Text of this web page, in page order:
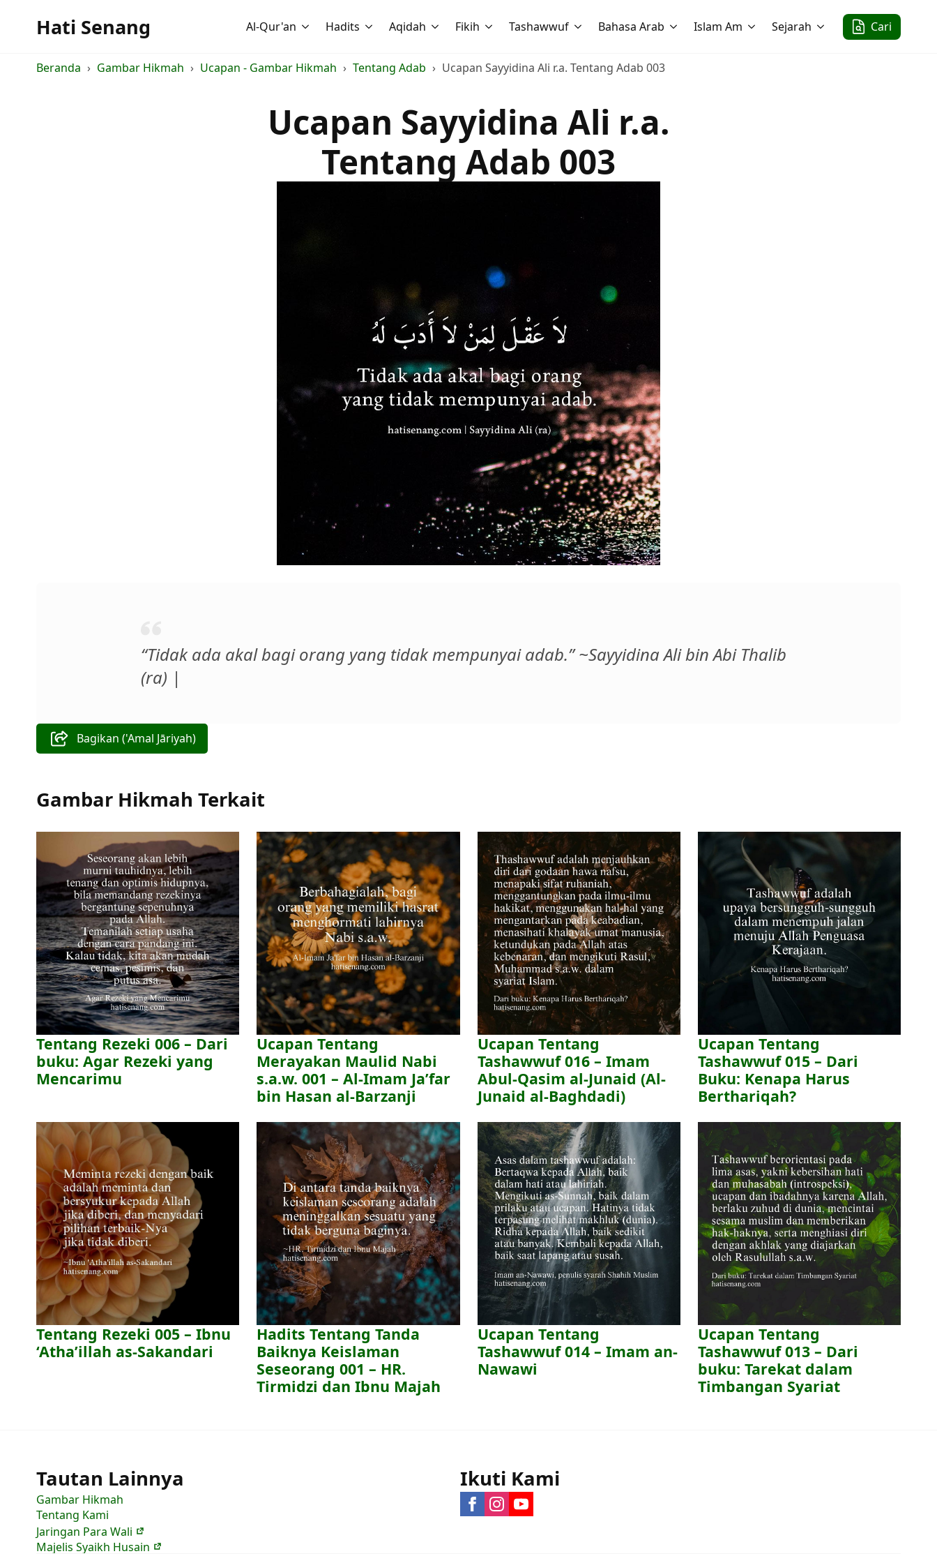
Hati Senang Al-Qur'an Hadits Aqidah Fikih Tashawwuf Bahasa Arab Islam Am Sejarah Cari
Beranda Gambar Hikmah Ucapan - Gambar Hikmah Tentang Adab Ucapan Sayyidina Ali r.a. Tentang Adab 003
Ucapan Sayyidina Ali r.a.
Tentang Adab 003
“Tidak ada akal bagi orang yang tidak mempunyai adab.” ~Sayyidina Ali bin Abi Thalib
(ra) |
Bagikan ('Amal Jāriyah)
Gambar Hikmah Terkait
Tentang Rezeki 006 – Dari
buku: Agar Rezeki yang
Mencarimu
Ucapan Tentang
Merayakan Maulid Nabi
s.a.w. 001 – Al-Imam Ja’far
bin Hasan al-Barzanji
Ucapan Tentang
Tashawwuf 016 – Imam
Abul-Qasim al-Junaid (Al-
Junaid al-Baghdadi)
Ucapan Tentang
Tashawwuf 015 – Dari
Buku: Kenapa Harus
Berthariqah?
Tentang Rezeki 005 – Ibnu
‘Atha’illah as-Sakandari
Hadits Tentang Tanda
Baiknya Keislaman
Seseorang 001 – HR.
Tirmidzi dan Ibnu Majah
Ucapan Tentang
Tashawwuf 014 – Imam an-
Nawawi
Ucapan Tentang
Tashawwuf 013 – Dari
buku: Tarekat dalam
Timbangan Syariat
Tautan Lainnya
Gambar Hikmah
Tentang Kami
Jaringan Para Wali
Majelis Syaikh Husain
Ikuti Kami